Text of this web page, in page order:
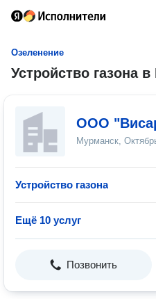
Озеленение
Устройство газона
ООО
Мурманск,
Устройство газона
Ещё 10 услуг
Позвонить